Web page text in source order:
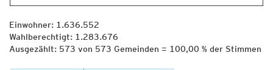
Einwohner: 1.636.552
Wahlberechtigt: 1.283.676
Ausgezählt: 573 von 573 Gemeinden = 100,00 % der Stimmen